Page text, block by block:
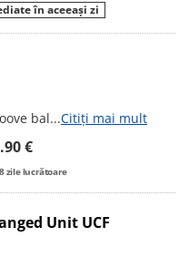
în aceeași zi
bal...Citiți mai mult
€
8zile lucrătoare
Unit UCF